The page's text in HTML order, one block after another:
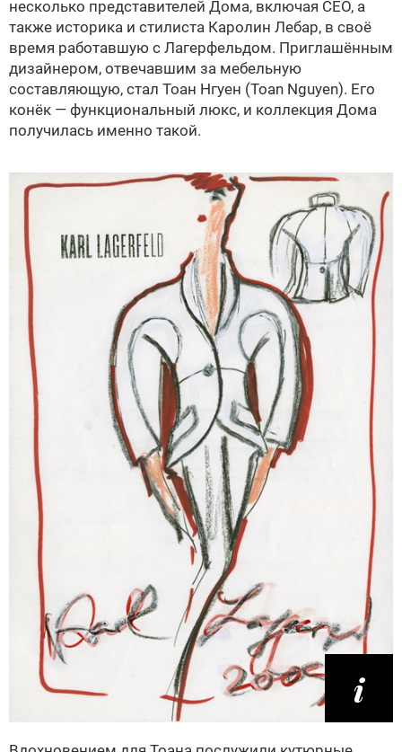
несколько представителей Дома, включая СЕО, а
также историка и стилиста Каролин Лебар, в своё
время работавшую с Лагерфельдом. Приглашённым
дизайнером, отвечавшим за мебельную
составляющую, стал Тоан Нгуен (Toan Nguyen). Его
конёк — функциональный люкс, и коллекция Дома
получилась именно такой.